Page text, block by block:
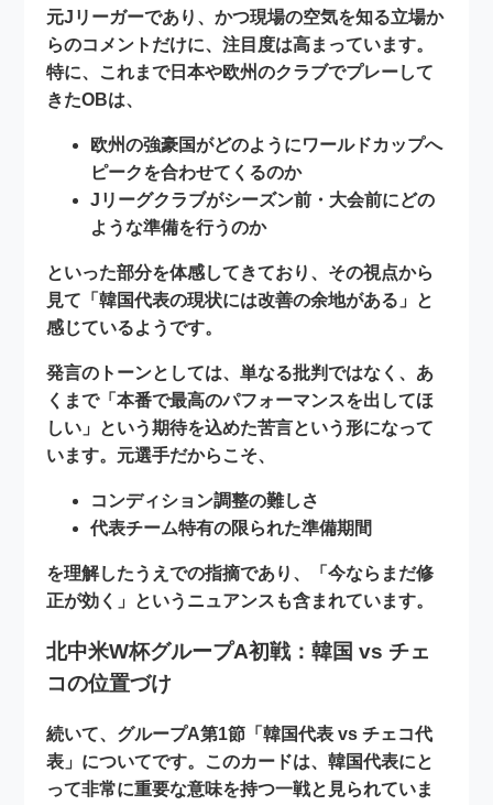
元Jリーガーであり、かつ現場の空気を知る立場か
らのコメントだけに、注目度は高まっています。
特に、これまで日本や欧州のクラブでプレーして
きたOBは、
欧州の強豪国がどのようにワールドカップへ
ピークを合わせてくるのか
Jリーグクラブがシーズン前・大会前にどの
ような準備を行うのか
といった部分を体感してきており、その視点から
見て「韓国代表の現状には改善の余地がある」と
感じているようです。
発言のトーンとしては、単なる批判ではなく、あ
くまで「本番で最高のパフォーマンスを出してほ
しい」 という期待を込めた苦言という形になって
います。元選手だからこそ、
コンディション調整の難しさ
代表チーム特有の限られた準備期間
を理解したうえでの指摘であり、「今ならまだ修
正が効く」というニュアンスも含まれています。
北中米W杯グループA初戦：韓国 vs チェ
コの位置づけ
続いて、 グループA第1節「韓国代表 vs チェコ代
表」 についてです。このカードは、韓国代表にと
って非常に重要な意味を持つ一戦と見られていま